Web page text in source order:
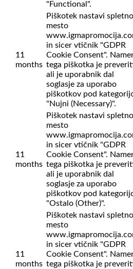
"Functional".
11
months
Piškotek nastavi spletno
mesto
in sicer vtičnik "GDPR
Cookie Consent".
tega piškotka je
ali je uporabnik dal
soglasje za uporabo
piškotkov pod
"Nujni (Necessary)".
11
months
Piškotek nastavi spletno
mesto
in sicer vtičnik "GDPR
Cookie Consent".
tega piškotka je
ali je uporabnik dal
soglasje za uporabo
piškotkov pod
"Ostalo (Other)".
11
months
Piškotek nastavi spletno
mesto
in sicer vtičnik "GDPR
Cookie Consent".
tega piškotka je